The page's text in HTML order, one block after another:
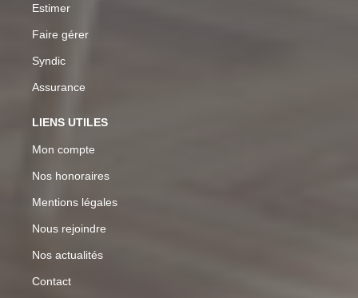
Estimer
Faire gérer
Syndic
Assurance
LIENS UTILES
Mon compte
Nos honoraires
Mentions légales
Nous rejoindre
Nos actualités
Contact